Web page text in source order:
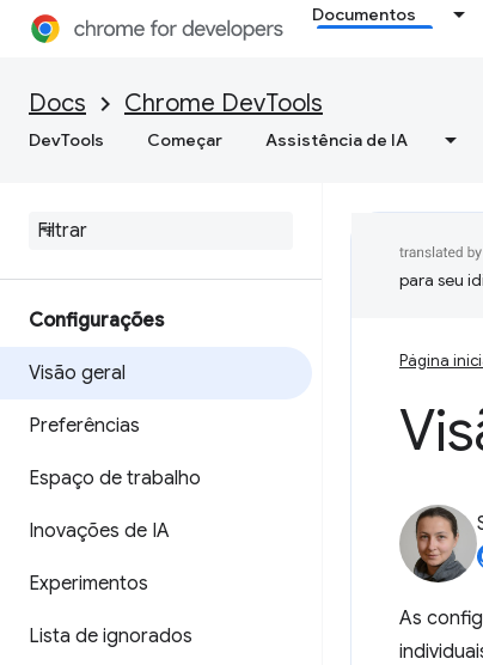
Documentos
Docs Chrome DevTools
DevTools Começar Assistência de IA
Configurações
Visão geral
Preferências
Espaço de trabalho
Inovações de IA
Experimentos
Lista de ignorados
para seu
Página
As